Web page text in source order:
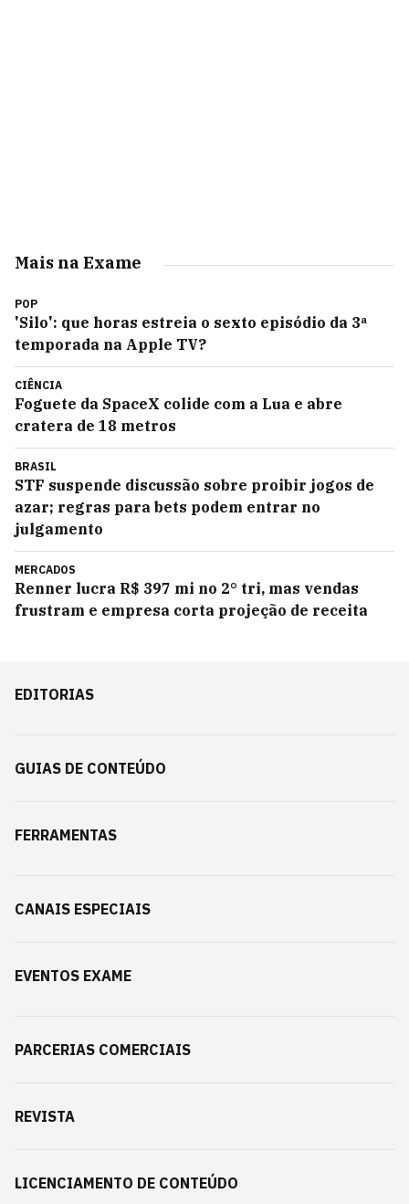
Mais na Exame
POP
'Silo': que horas estreia o sexto episódio da 3ª
temporada na Apple TV?
CIÊNCIA
Foguete da SpaceX colide com a Lua e abre
cratera de 18 metros
BRASIL
STF suspende discussão sobre proibir jogos de
azar; regras para bets podem entrar no
julgamento
MERCADOS
Renner lucra R$ 397 mi no 2° tri, mas vendas
frustram e empresa corta projeção de receita
EDITORIAS
GUIAS DE CONTEÚDO
FERRAMENTAS
CANAIS ESPECIAIS
EVENTOS EXAME
PARCERIAS COMERCIAIS
REVISTA
LICENCIAMENTO DE CONTEÚDO